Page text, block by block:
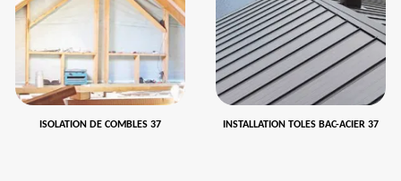
ISOLATION DE COMBLES 37 INSTALLATION TOLES BAC-ACIER 37